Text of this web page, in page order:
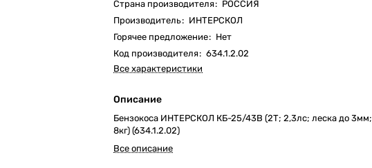
Страна производителя: РОССИЯ
Производитель: ИНТЕРСКОЛ
Горячее предложение: Нет
Код производителя: 634.1.2.02
Все характеристики
Описание
Бензокоса ИНТЕРСКОЛ КБ-25/43В (2Т; 2,3лс; леска до 3мм;
8кг) (634.1.2.02)
Все описание